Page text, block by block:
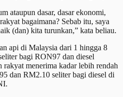
ataupun dasar, dasar ekonomi,
bagaimana? Sebab itu, saya
(dan) kita turunkan,” kata beliau.
api di Malaysia dari 1 hingga 8
bagi RON97 dan diesel
menerima kadar lebih rendah
dan RM2.10 seliter bagi diesel di